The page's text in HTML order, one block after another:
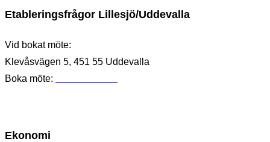
Etableringsfrågor Lillesjö/Uddevalla
Vid bokat möte:
Klevåsvägen 5, 451 55 Uddevalla
Boka möte:
Ekonomi